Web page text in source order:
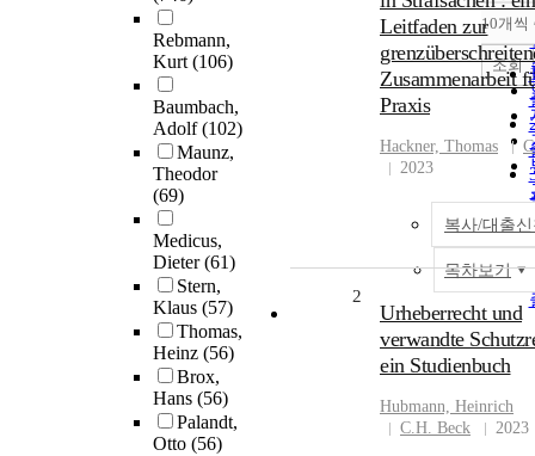
Rebmann,
Kurt(106)
Baumbach,
Adolf(102)
Maunz,
Theodor
(69)
Medicus,
Dieter(61)
Stern,
Klaus (57)
Thomas,
Heinz (56)
Brox,
Hans (56)
Palandt,
Otto (56)
10개씩
조회
Leitfaden zur
Zusammenarbeit
Praxis
Hackner, Thomas
2023
복사/대출
목차보기
2
Urheberrecht und
verwandte
ein Studienbuch
Hubmann, Heinrich
C.H. Beck
2023